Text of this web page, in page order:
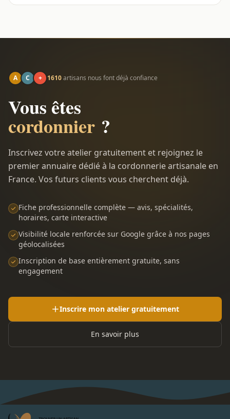
A C + 1610artisans nous font déjà confiance
Vous êtes
cordonnier ?
Inscrivez votre atelier gratuitement et rejoignez le
premier annuaire dédié à la cordonnerie artisanale en
France. Vos futurs clients vous cherchent déjà.
Fiche professionnelle complète — avis, spécialités,
horaires, carte interactive
Visibilité locale renforcée sur Google grâce à nos pages
géolocalisées
Inscription de base entièrement gratuite, sans
engagement
Inscrire mon atelier gratuitement
En savoir plus